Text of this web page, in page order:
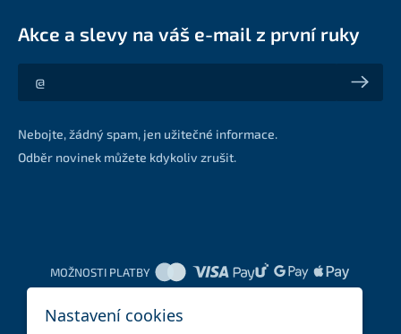
Akce a slevy na váš e-mail z první ruky
Akce a slevy na váš e-mail z první ruky
Nebojte, žádný spam, jen užitečné informace.
Odběr novinek můžete kdykoliv zrušit.
MOŽNOSTI PLATBY
Nastavení cookies